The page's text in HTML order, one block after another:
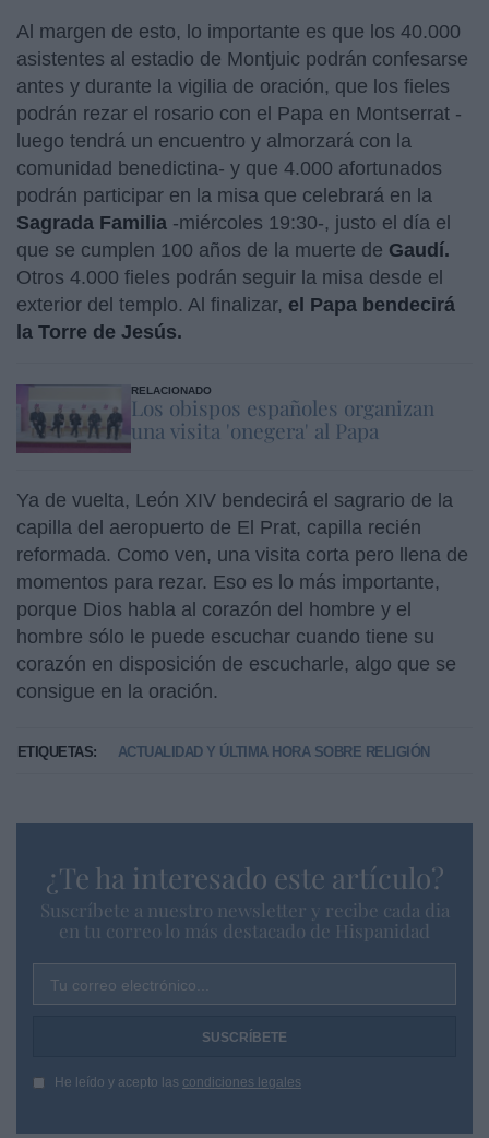
Al margen de esto, lo importante es que los 40.000
asistentes al estadio de Montjuic podrán confesarse
antes y durante la vigilia de oración, que los fieles
podrán rezar el rosario con el Papa en Montserrat -
luego tendrá un encuentro y almorzará con la
comunidad benedictina- y que 4.000 afortunados
podrán participar en la misa que celebrará en la
Sagrada Familia -miércoles 19:30-, justo el día el
que se cumplen 100 años de la muerte de Gaudí.
Otros 4.000 fieles podrán seguir la misa desde el
exterior del templo. Al finalizar, el Papa bendecirá
la Torre de Jesús.
RELACIONADO
Los obispos españoles organizan
una visita 'onegera' al Papa
Ya de vuelta, León XIV bendecirá el sagrario de la
capilla del aeropuerto de El Prat, capilla recién
reformada. Como ven, una visita corta pero llena de
momentos para rezar. Eso es lo más importante,
porque Dios habla al corazón del hombre y el
hombre sólo le puede escuchar cuando tiene su
corazón en disposición de escucharle, algo que se
consigue en la oración.
ETIQUETAS: ACTUALIDAD Y ÚLTIMA HORA SOBRE RELIGIÓN
¿Te ha interesado este artículo?
Suscríbete a nuestro newsletter y recibe cada dia
en tu correo lo más destacado de Hispanidad
Tu correo electrónico...
He leído y acepto las condiciones legales